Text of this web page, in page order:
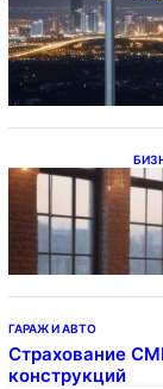
ГАРАЖ И АВТО
Страхование
конструкций